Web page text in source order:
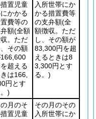
置児童
かかる
費等の
額(全額
。ただ
、その額
超える
は166,
円とす
)
入所世帯にか
かる措置費等
の支弁額(全
額徴収。ただ
し、その額が
83,300円を超
えるときは8
3,300円とす
る。)
月のそ
置児童
その月のその
入所世帯にか